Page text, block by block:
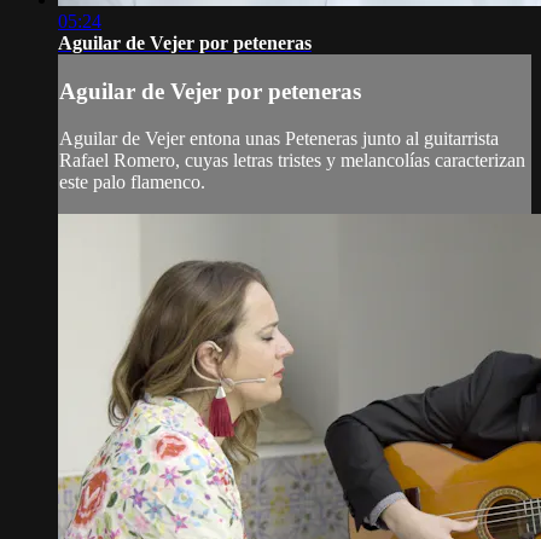
05:24
Aguilar de Vejer por peteneras
Aguilar de Vejer por peteneras
Aguilar de Vejer entona unas Peteneras junto al guitarrista
Rafael Romero, cuyas letras tristes y melancolías caracterizan
este palo flamenco.